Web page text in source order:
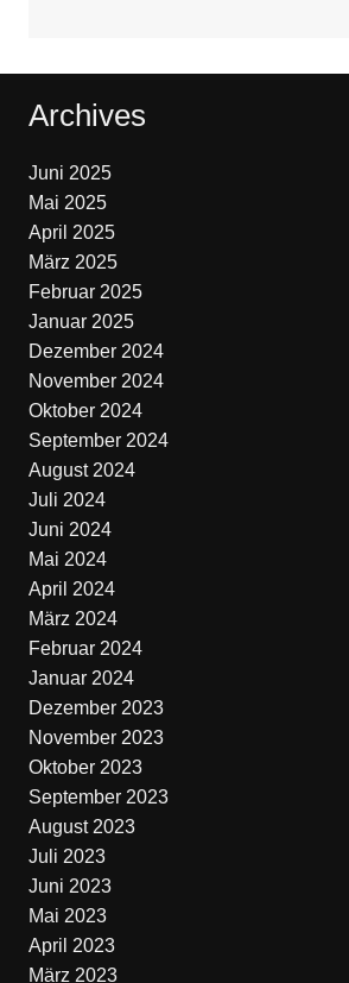
Archives
Juni 2025
Mai 2025
April 2025
März 2025
Februar 2025
Januar 2025
Dezember 2024
November 2024
Oktober 2024
September 2024
August 2024
Juli 2024
Juni 2024
Mai 2024
April 2024
März 2024
Februar 2024
Januar 2024
Dezember 2023
November 2023
Oktober 2023
September 2023
August 2023
Juli 2023
Juni 2023
Mai 2023
April 2023
März 2023